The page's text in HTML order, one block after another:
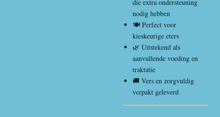
die extra ondersteuning
nodig hebben
🍽️ Perfect voor
kieskeurige eters
🌿 Uitstekend als
aanvullende voeding en
traktatie
🚚 Vers en zorgvuldig
verpakt geleverd